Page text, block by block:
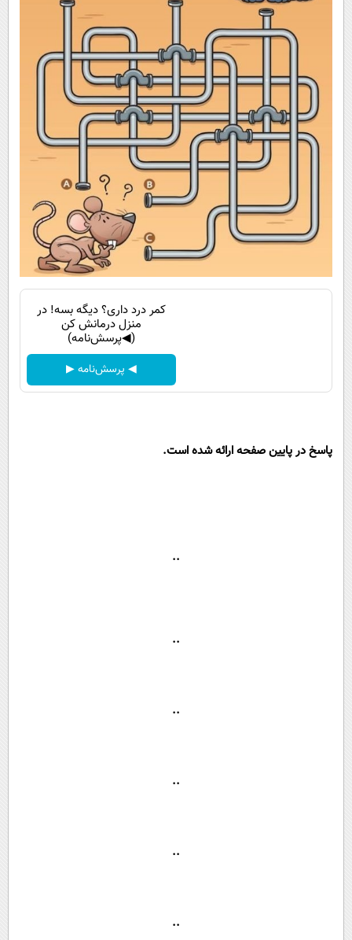
کمر درد داری؟ دیگه بسه! در
منزل درمانش کن
(◀پرسش‌نامه)
◀ پرسش‌نامه ▶
پاسخ در پایین صفحه ارائه شده است.
..
..
..
..
..
..